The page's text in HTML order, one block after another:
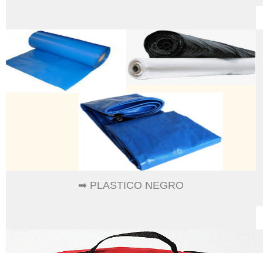
➡ PLASTICO NEGRO